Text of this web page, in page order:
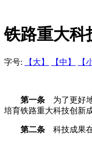
铁路重大科
字号: 【大】 【中】 【
第一条 为了更好
培育铁路重大科技创新
第二条 科技成果